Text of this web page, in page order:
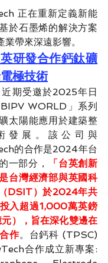
正在重新定義新能
於石墨烯的解決方案
帶來深遠影響。
研發合作鈣鈦礦
極技術
期受邀於2025年日
WORLD」系列
太陽能應用於建築整
發展。該公司與
的合作是2024年台
一部分，​
「台英創新
台灣經濟部與英國科
DSIT）於2024年共
入超過1,000萬英鎊
元），旨在深化雙邊在
作。台鈣科 (TPSC)
合作成立新專案: